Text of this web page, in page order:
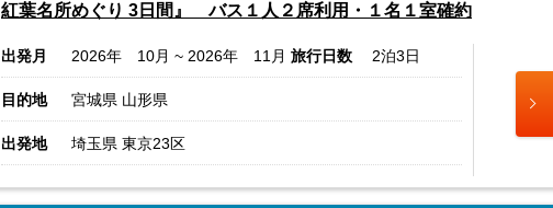
紅葉名所めぐり 3日間』 バス１人２席利用・１名１室確約
出発月 2026年 10月 ~ 2026年 11月 旅行日数 2泊3日
目的地 宮城県 山形県
出発地 埼玉県 東京23区